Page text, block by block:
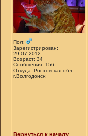
Пол:
Зарегистрирован:
29.07.2012
Возраст: 34
Сообщения: 156
Откуда: Ростовская обл,
г.Волгодонск
Вернуться к началу